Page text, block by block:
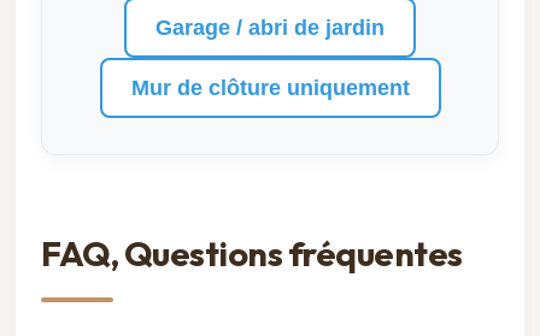
Garage / abri de jardin
Mur de clôture uniquement
FAQ, Questions fréquentes